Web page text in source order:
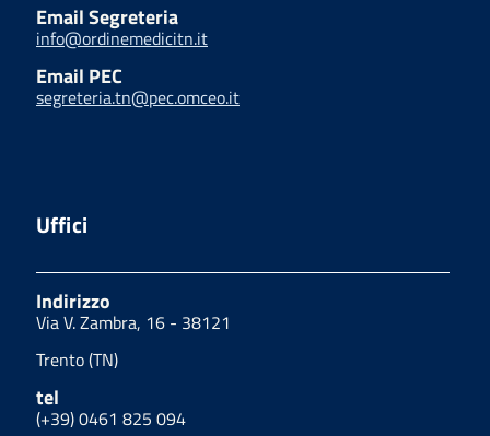
Email Segreteria
info@ordinemedicitn.it
Email PEC
segreteria.tn@pec.omceo.it
Uffici
Indirizzo
Via V. Zambra, 16 - 38121
Trento (TN)
tel
(+39) 0461 825 094